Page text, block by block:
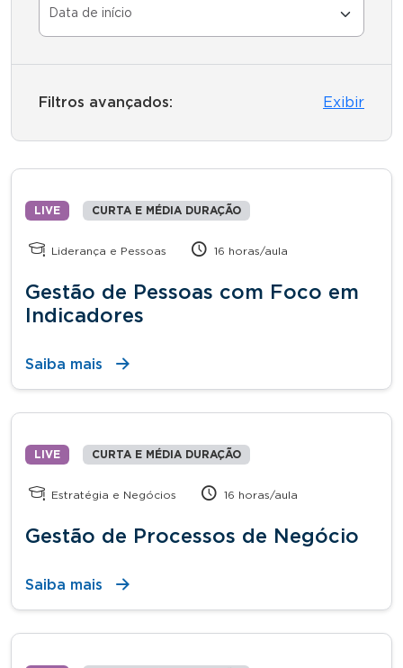
Filtros avançados: Exibir
LIVE CURTA E MÉDIA DURAÇÃO
Liderança e Pessoas 16 horas/aula
Gestão de Pessoas com Foco em
Indicadores
Saiba mais
LIVE CURTA E MÉDIA DURAÇÃO
Estratégia e Negócios 16 horas/aula
Gestão de Processos de Negócio
Saiba mais